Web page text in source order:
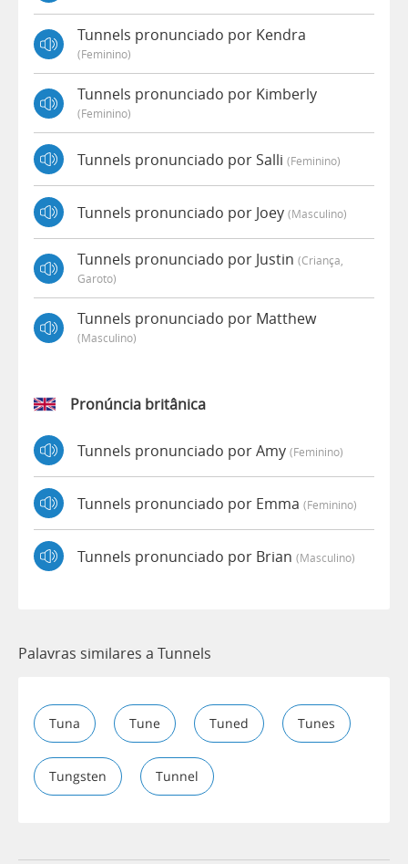
Tunnels pronunciado por Kendra
(feminino)
Tunnels pronunciado por Kimberly
(feminino)
Tunnels pronunciado por Salli (feminino)
Tunnels pronunciado por Joey (masculino)
Tunnels pronunciado por Justin (criança,
Garoto)
Tunnels pronunciado por Matthew
(masculino)
Pronúncia britânica
Tunnels pronunciado por Amy (feminino)
Tunnels pronunciado por Emma (feminino)
Tunnels pronunciado por Brian (masculino)
Palavras similares a Tunnels
Tuna Tune Tuned Tunes
Tungsten Tunnel